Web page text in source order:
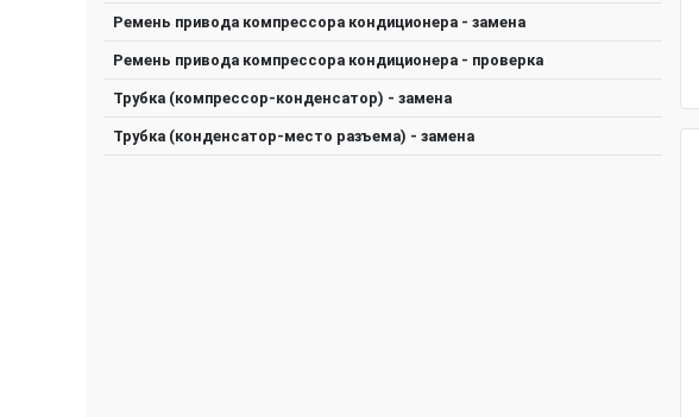
Ремень привода компрессора кондиционера - замена
Ремень привода компрессора кондиционера - проверка
Трубка (компрессор-конденсатор) - замена
Трубка (конденсатор-место разъема) - замена